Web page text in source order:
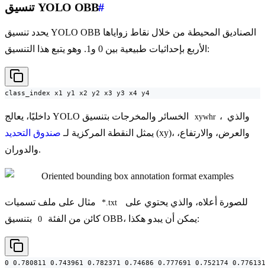
تنسيق YOLO OBB#
يحدد تنسيق YOLO OBB الصناديق المحيطة من خلال نقاط زواياها
الأربع بإحداثيات طبيعية بين 0 و1. وهو يتبع هذا التنسيق:
class_index x1 y1 x2 y2 x3 y3 x4 y4
xywhr ، والذي
يمثل النقطة المركزية لـ صندوق التحديد
(xy)، والعرض، والارتفاع،
والدوران.
*.txt
كائن من الفئة
0 بتنسيق OBB، يمكن أن يبدو هكذا:
0 0.780811 0.743961 0.782371 0.74686 0.777691 0.752174